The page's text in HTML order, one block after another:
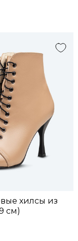
хилсы из
см)